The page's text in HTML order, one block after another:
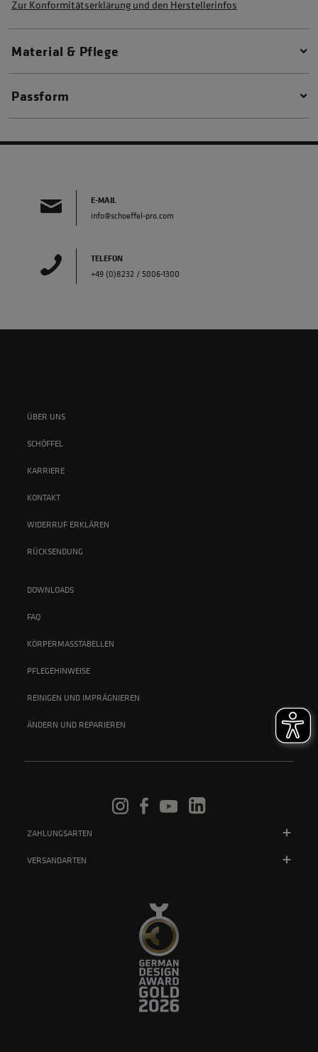
Zur Konformitätserklärung und den Herstellerinfos
Material & Pflege
Passform
E-MAIL
info@schoeffel-pro.com
TELEFON
+49 (0)8232 / 5006-1300
ÜBER UNS
SCHÖFFEL
KARRIERE
KONTAKT
WIDERRUF ERKLÄREN
RÜCKSENDUNG
DOWNLOADS
FAQ
KÖRPERMASSTABELLEN
PFLEGEHINWEISE
REINIGEN UND IMPRÄGNIEREN
ÄNDERN UND REPARIEREN
ZAHLUNGSARTEN
VERSANDARTEN